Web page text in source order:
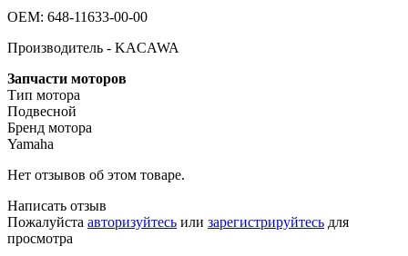
OEM: 648-11633-00-00
Производитель - KACAWA
Запчасти моторов
Тип мотора
Подвесной
Бренд мотора
Yamaha
Нет отзывов об этом товаре.
Написать отзыв
Пожалуйста авторизуйтесь или зарегистрируйтесь для
просмотра